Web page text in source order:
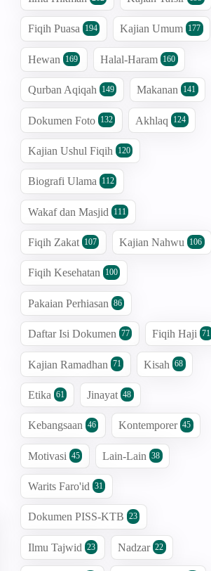
Fiqih Puasa 194 Kajian Umum 177
Hewan 169 Halal-Haram 160
Qurban Aqiqah 149 Makanan 141
Dokumen Foto 132 Akhlaq 124
Kajian Ushul Fiqih 120
Biografi Ulama 112
Wakaf dan Masjid 111
Fiqih Zakat 107 Kajian Nahwu 106
Fiqih Kesehatan 100
Pakaian Perhiasan 86
Daftar Isi Dokumen 77 Fiqih Haji 71
Kajian Ramadhan 71 Kisah 68
Etika 61 Jinayat 48
Kebangsaan 46 Kontemporer 45
Motivasi 45 Lain-Lain 38
Warits Faro'id 31
Dokumen PISS-KTB 23
Ilmu Tajwid 23 Nadzar 22